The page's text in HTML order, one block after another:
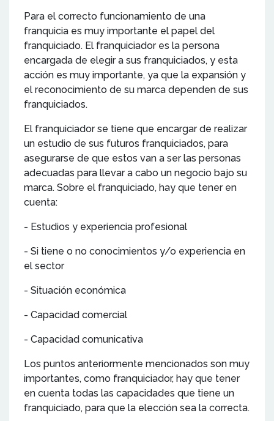
Para el correcto funcionamiento de una
franquicia es muy importante el papel del
franquiciado. El franquiciador es la persona
encargada de elegir a sus franquiciados, y esta
acción es muy importante, ya que la expansión y
el reconocimiento de su marca dependen de sus
franquiciados.
El franquiciador se tiene que encargar de realizar
un estudio de sus futuros franquiciados, para
asegurarse de que estos van a ser las personas
adecuadas para llevar a cabo un negocio bajo su
marca. Sobre el franquiciado, hay que tener en
cuenta:
- Estudios y experiencia profesional
- Si tiene o no conocimientos y/o experiencia en
el sector
- Situación económica
- Capacidad comercial
- Capacidad comunicativa
Los puntos anteriormente mencionados son muy
importantes, como franquiciador, hay que tener
en cuenta todas las capacidades que tiene un
franquiciado, para que la elección sea la correcta.